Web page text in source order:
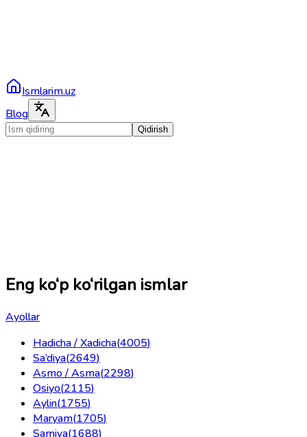
Ismlarim.uz
Blog
Qidirish
Eng ko‘p ko‘rilgan ismlar
Ayollar
Hadicha / Xadicha(4005)
Sa’diya(2649)
Asmo / Asma(2298)
Osiyo(2115)
Aylin(1755)
Maryam(1705)
Samiya(1688)